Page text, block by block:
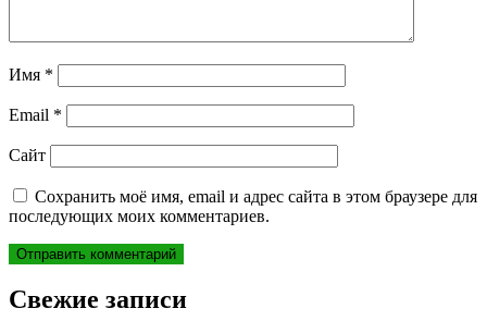
Имя *
Email *
Сайт
Сохранить моё имя, email и адрес сайта в этом браузере для
последующих моих комментариев.
Свежие записи